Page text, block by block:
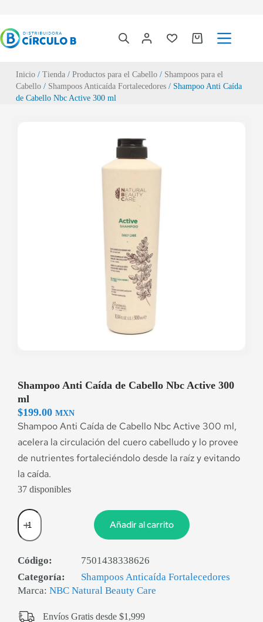
Inicio/ Tienda/ Productos para el Cabello/ Shampoos para el
Cabello/ Shampoos Anticaída Fortalecedores/ Shampoo Anti Caída
de Cabello Nbc Active 300 ml
Shampoo Anti Caída de Cabello Nbc Active 300
ml
$199.00 MXN
Shampoo Anti Caída de Cabello Nbc Active 300 ml,
acelera la circulación del cuero cabelludo y lo provee
de nutrientes fortaleciéndolo desde la raíz y evitando
la caída.
37 disponibles
Añadir al carrito
Código:
7501438338626
Categoría:
Shampoos Anticaída Fortalecedores
Marca: NBC Natural Beauty Care
Envíos Gratis desde $1,999